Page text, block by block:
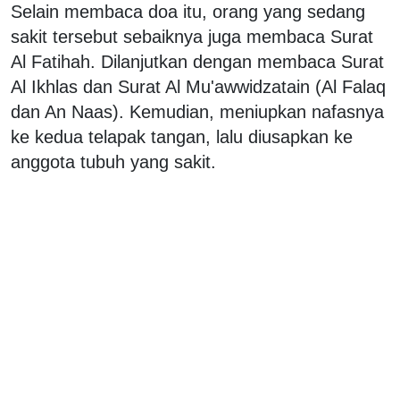
Selain membaca doa itu, orang yang sedang
sakit tersebut sebaiknya juga membaca Surat
Al Fatihah. Dilanjutkan dengan membaca Surat
Al Ikhlas dan Surat Al Mu'awwidzatain (Al Falaq
dan An Naas). Kemudian, meniupkan nafasnya
ke kedua telapak tangan, lalu diusapkan ke
anggota tubuh yang sakit.